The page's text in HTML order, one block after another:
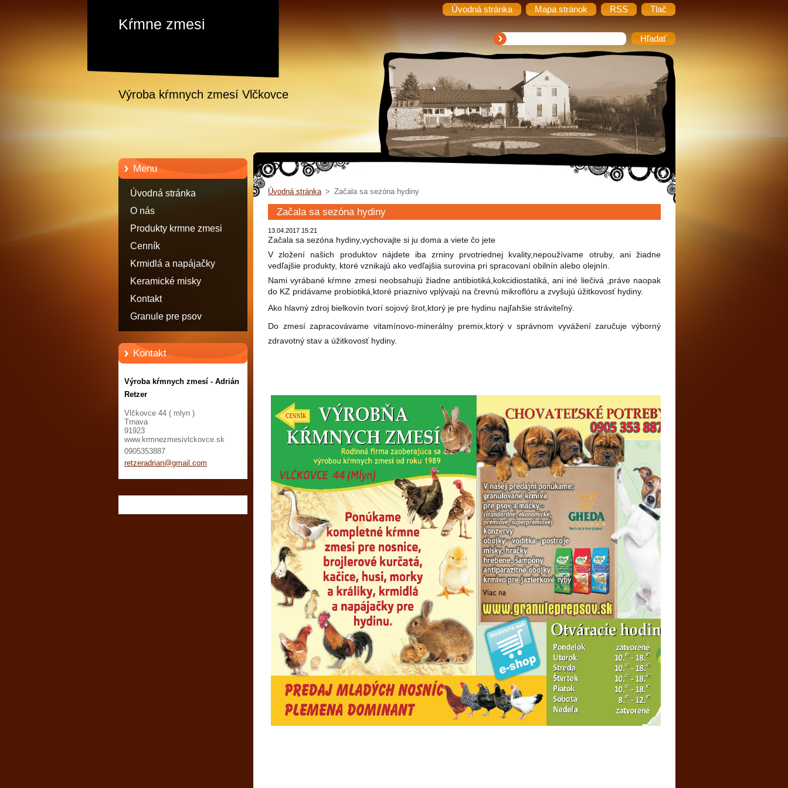
Úvodná stránka Mapa stránok RSS Tlač
Kŕmne zmesi
Výroba kŕmnych zmesí Vlčkovce
Menu
Úvodná stránka
O nás
Produkty krmne zmesi
Cenník
Krmidlá a napájačky
Keramické misky
Kontakt
Granule pre psov
Kontakt
Výroba kŕmnych zmesí - Adrián
Retzer
Vlčkovce 44 ( mlyn )
Trnava
91923
www.krmnezmesivlckovce.sk
0905353887
retzeradrian@gmail.com
Úvodná stránka > Začala sa sezóna hydiny
Začala sa sezóna hydiny
13.04.2017 15:21
Začala sa sezóna hydiny,vychovajte si ju doma a viete čo jete
V zložení našich produktov nájdete iba zrniny prvotriednej kvality,nepoužívame otruby, ani žiadne
vedľajšie produkty, ktoré vznikajú ako vedľajšia surovina pri spracovaní obilnín alebo olejnín.
Nami vyrábané kŕmne zmesi neobsahujú žiadne antibiotiká,kokcidiostatiká, ani iné liečivá ,práve naopak
do KZ pridávame probiotiká,ktoré priaznivo vplývajú na črevnú mikroflóru a zvyšujú úžitkovosť hydiny.
Ako hlavný zdroj bielkovín tvorí sojový šrot,ktorý je pre hydinu najľahšie stráviteľný.
Do zmesí zapracovávame vitamínovo-minerálny premix,ktorý v správnom vyvážení zaručuje výborný
zdravotný stav a úžitkovosť hydiny.